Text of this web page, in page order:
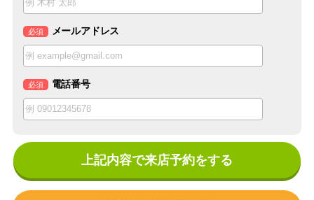
必須 メールアドレス
必須 電話番号
上記内容で来店予約をする